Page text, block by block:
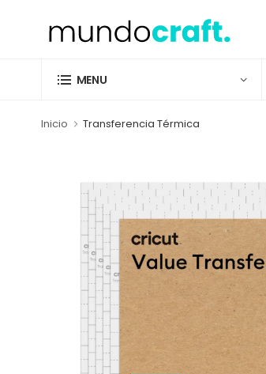
MENU
Inicio Transferencia Térmica